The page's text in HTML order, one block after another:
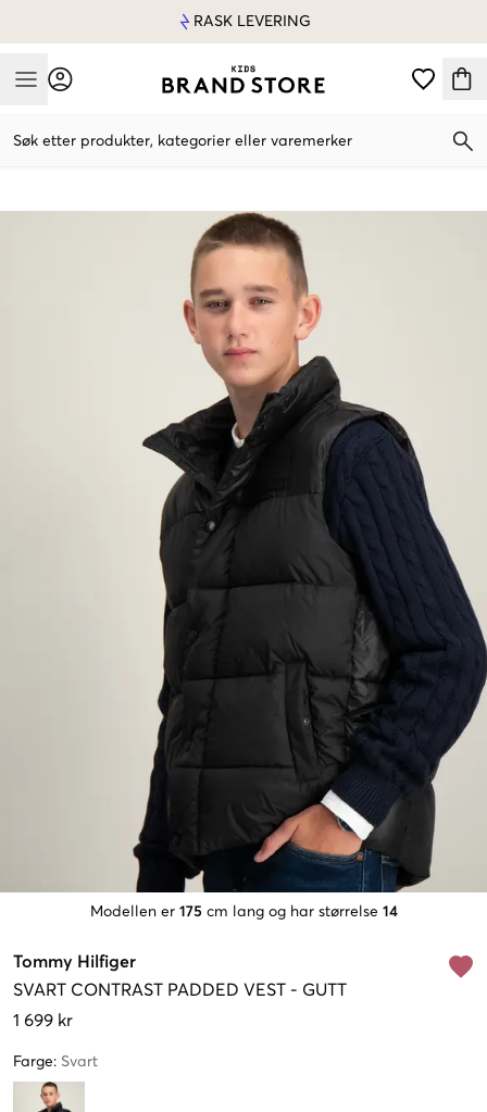
RASK LEVERING
Mobile Menu
Søk etter produkter, kategorier eller varemerker
Modellen er 175 cm lang og har størrelse 14
Tommy Hilfiger
SVART CONTRAST PADDED VEST - GUTT
1 699 kr
Farge: Svart